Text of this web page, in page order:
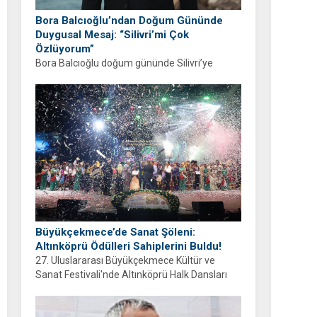
Bora Balcıoğlu’ndan Doğum Gününde
Duygusal Mesaj: “Silivri’mi Çok
Özlüyorum”
Bora Balcıoğlu doğum gününde Silivri’ye
ayrıyım” diyen Balcıoğlu, bir sonraki doğum
gününü ailesi ve hemşehrileriyle birlikte
geçirmeyi diledi.
Büyükçekmece’de Sanat Şöleni:
Altınköprü Ödülleri Sahiplerini Buldu!
27. Uluslararası Büyükçekmece Kültür ve
Sanat Festivali'nde Altınköprü Halk Dansları